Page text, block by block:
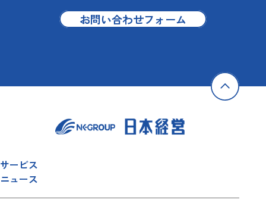
お問い合わせフォーム
サービス
ニュース